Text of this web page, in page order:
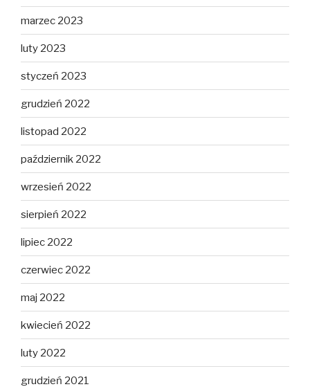
marzec 2023
luty 2023
styczeń 2023
grudzień 2022
listopad 2022
październik 2022
wrzesień 2022
sierpień 2022
lipiec 2022
czerwiec 2022
maj 2022
kwiecień 2022
luty 2022
grudzień 2021